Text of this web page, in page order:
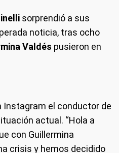
sorprendió a sus
noticia, tras ocho
Valdés pusieron en
Instagram el conductor de
actual. “Hola a
con Guillermina
crisis y hemos decidido